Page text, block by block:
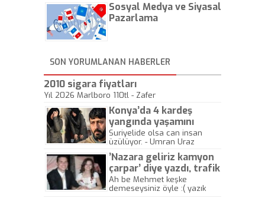
gösterisinin bu yarışmada
önemli olmadığını anlamıştır.
Sosyal Medya ve Siyasal
Pazarlama
SON YORUMLANAN HABERLER
2010 sigara fiyatları
Yıl 2026 Marlboro 110tl - Zafer
Konya’da 4 kardeş
yangında yaşamını
yitirdi
Suriyelide olsa can insan
üzülüyor. - Umran Uraz
’Nazara geliriz kamyon
çarpar’ diye yazdı, trafik
kazasında öldü!
Ah be Mehmet keşke
demeseysiniz öyle :( yazık